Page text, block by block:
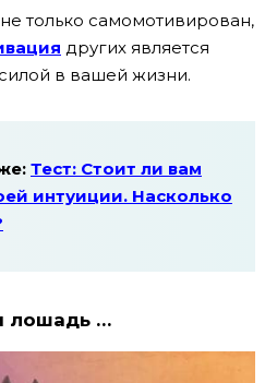
только самомотивирован,
других является
в вашей жизни.
Тест: Стоит ли вам
интуиции. Насколько
лошадь …